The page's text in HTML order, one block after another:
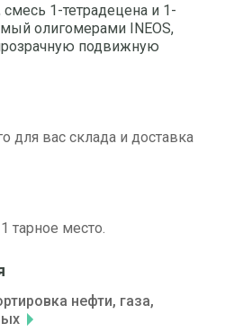
1-тетрадецена и 1-
олигомерами INEOS,
подвижную
для вас склада и доставка
тарное место.
нефти, газа,